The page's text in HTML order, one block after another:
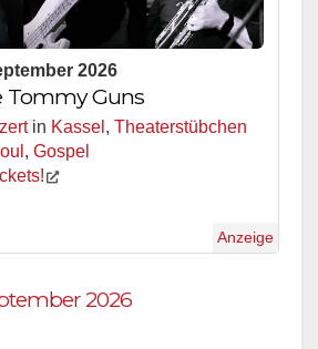
2026
Tommy Guns
in Kassel , Theaterstübchen
, Gospel
Anzeige
2026